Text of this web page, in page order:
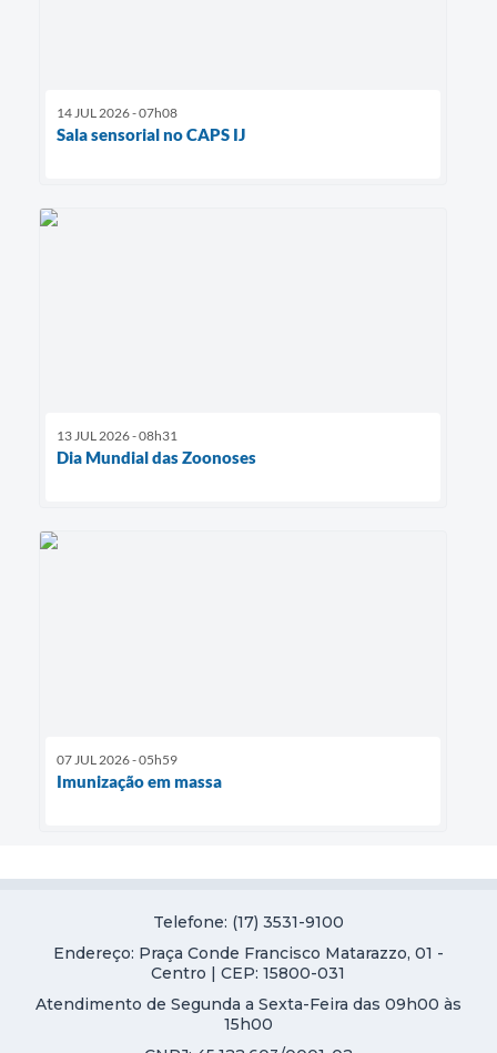
14 JUL 2026 - 07h08
Sala sensorial no CAPS IJ
13 JUL 2026 - 08h31
Dia Mundial das Zoonoses
07 JUL 2026 - 05h59
Imunização em massa
Telefone: (17) 3531-9100
Endereço: Praça Conde Francisco Matarazzo, 01 -
Centro | CEP: 15800-031
Atendimento de Segunda a Sexta-Feira das 09h00 às
15h00